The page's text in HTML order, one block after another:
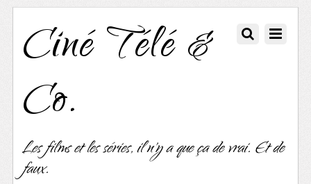
Ciné Télé &
Co.
Les films et les séries, il n'y a que ça de vrai. Et de
faux.